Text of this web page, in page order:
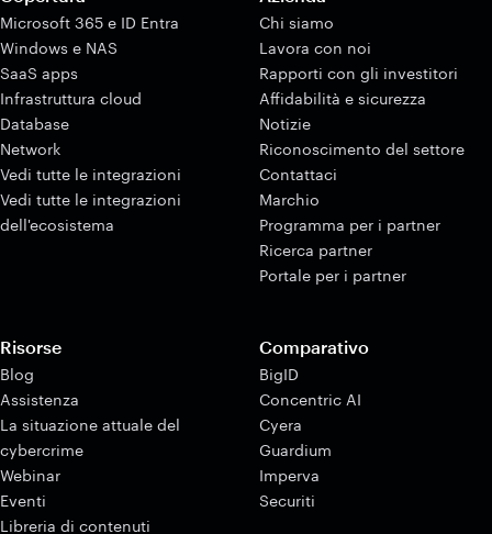
Microsoft 365 e ID Entra
Windows e NAS
SaaS apps
Infrastruttura cloud
Database
Network
Vedi tutte le integrazioni
Vedi tutte le integrazioni
dell'ecosistema
Chi siamo
Lavora con noi
Rapporti con gli investitori
Affidabilità e sicurezza
Notizie
Riconoscimento del settore
Contattaci
Marchio
Programma per i partner
Ricerca partner
Portale per i partner
Risorse
Blog
Assistenza
La situazione attuale del
cybercrime
Webinar
Eventi
Libreria di contenuti
Comparativo
BigID
Concentric AI
Cyera
Guardium
Imperva
Securiti